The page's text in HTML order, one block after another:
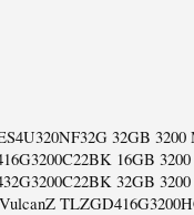
32GB
16GB
32GB